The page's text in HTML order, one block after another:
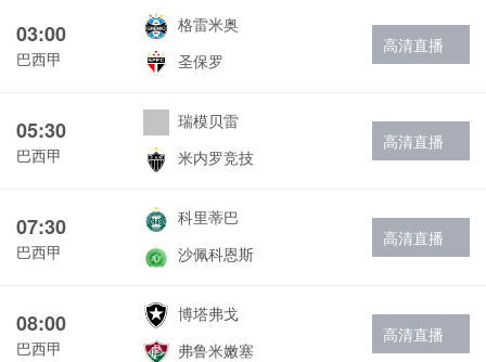
03:00
巴西甲
格雷米奥
圣保罗
高清直播
05:30
巴西甲
瑞模贝雷
米内罗竞技
高清直播
07:30
巴西甲
科里蒂巴
沙佩科恩斯
高清直播
08:00
巴西甲
博塔弗戈
弗鲁米嫩塞
高清直播